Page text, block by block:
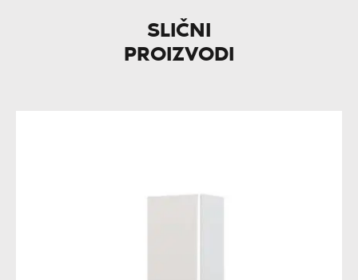
SLIČNI
PROIZVODI